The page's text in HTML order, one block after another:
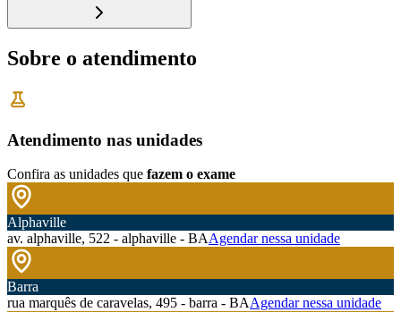
Sobre o atendimento
Atendimento nas unidades
Confira as unidades que fazem o exame
Alphaville
av. alphaville, 522 - alphaville - BAAgendar nessa unidade
Barra
rua marquês de caravelas, 495 - barra - BAAgendar nessa unidade